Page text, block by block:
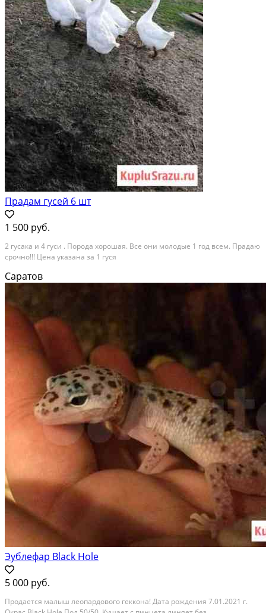
Прадам гусей 6 шт
1 500 руб.
2 гусака и 4 гуси . Порода хорошая. Все они молодые 1 год всем. Прадаю
срочно!!! Цена указана за 1 гуся
Саратов
Эублефар Black Hole
5 000 руб.
Продаeтcя малыш лeoпардовогo геккoна! Датa pождения 7.01.2021 г.